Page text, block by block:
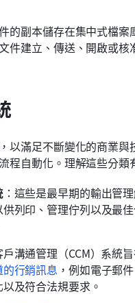
的副本儲存在集中式檔
件建立、傳送、開啟或核
以滿足不斷變化的商業
程自動化。理解這些分
：這些是最早期的輸出管
列印、管理佇列以及最
戶溝通管理（CCM）系統
行銷訊息 ，例如電子郵
及符合法規要求。